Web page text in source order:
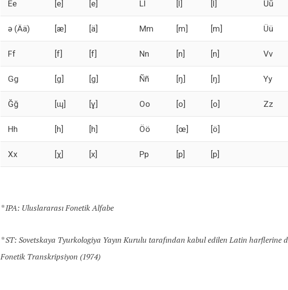
Ee [е] [e] Ll [l] [l] Ūū
Әә (Ää) [æ] [ä] Mm [m] [m] Üü
Ff [f] [f] Nn [n] [n] Vv
Gg [g] [g] Ññ [ŋ] [ŋ] Yy
Ğğ [ɰ] [ɣ] Oo [о] [о] Zz
Hh [h] [h] Öö [œ] [ö]
Xx [χ] [x] Pp [p] [p]
* IPA: Uluslararası Fonetik Alfabe
* ST: Sovetskaya Tyurkologiya Yayın Kurulu tarafından kabul edilen Latin harflerine
Fonetik Transkripsiyon (1974)